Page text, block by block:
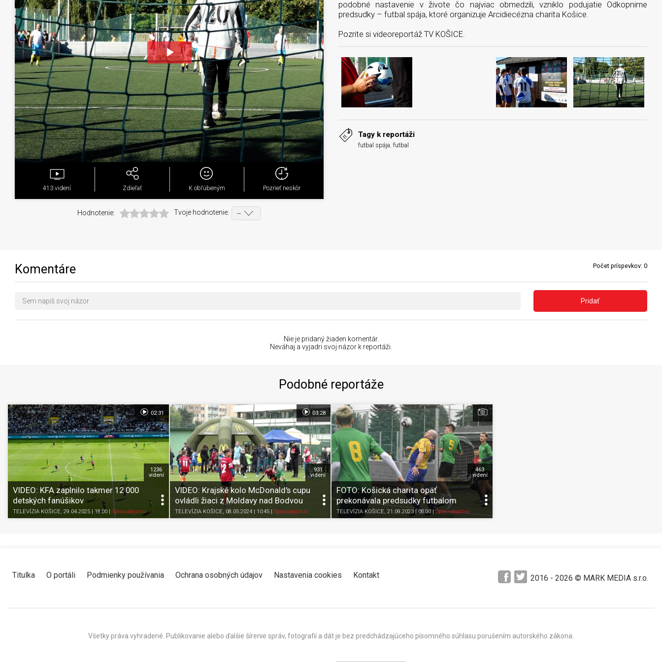
Play
Video
413videní Zdieľať K obľúbeným Pozrieť neskôr
Hodnotenie: Tvoje hodnotenie:
podobné nastavenie v živote čo najviac obmedzili, vzniklo podujatie Odkopnime
predsudky – futbal spája, ktoré organizuje Arcidiecézna charita Košice.
Pozrite si videoreportáž TV KOŠICE.
Tagy k reportáži
futbal spája futbal
Komentáre Počet príspevkov: 0
Pridať
Nie je pridaný žiaden komentár.
Neváhaj a vyjadri svoj názor k reportáži.
Podobné reportáže
VIDEO: KFA zaplnilo takmer 12 000
detských fanúšikov
TELEVÍZIA KOŠICE, 29.04.2025 | 18:00 | Spravodajstvo Pozrieť neskôr
K obľúbeným
Zdieľať
1236
videní
02:31
VIDEO: Krajské kolo McDonald's cupu
ovládli žiaci z Moldavy nad Bodvou
TELEVÍZIA KOŠICE, 08.05.2024 | 10:45| Spravodajstvo Pozrieť neskôr
K obľúbeným
Zdieľať
931
videní
03:28
FOTO: Košická charita opäť
prekonávala predsudky futbalom
TELEVÍZIA KOŠICE, 21.09.2023 | 08:00|Spravodajstvo
463
videní
Titulka O portáli Podmienky používania Ochrana osobných údajov Nastavenia cookies Kontakt 2016 - 2026 © MARK MEDIA s.r.o.
Všetky práva vyhradené. Publikovanie alebo ďalšie šírenie správ, fotografií a dát je bez predchádzajúceho písomného súhlasu porušením autorského zákona.